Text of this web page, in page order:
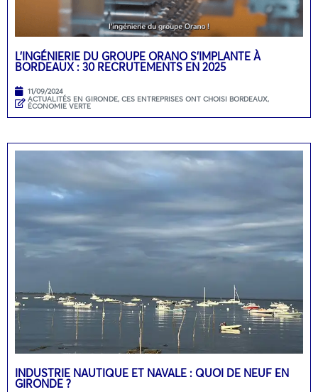
L’INGÉNIERIE DU GROUPE ORANO S’IMPLANTE À
BORDEAUX : 30 RECRUTEMENTS EN 2025
11/09/2024
ACTUALITÉS EN GIRONDE, CES ENTREPRISES ONT CHOISI BORDEAUX,
ÉCONOMIE VERTE
INDUSTRIE NAUTIQUE ET NAVALE : QUOI DE NEUF EN
GIRONDE ?